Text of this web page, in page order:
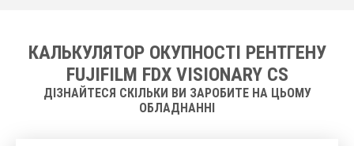
КАЛЬКУЛЯТОР ОКУПНОСТІ РЕНТГЕНУ
FUJIFILM FDX VISIONARY CS
ДІЗНАЙТЕСЯ СКІЛЬКИ ВИ ЗАРОБИТЕ НА ЦЬОМУ
ОБЛАДНАННІ